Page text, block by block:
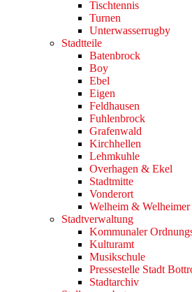
Tischtennis
Turnen
Unterwasserrugby
Stadtteile
Batenbrock
Boy
Ebel
Eigen
Feldhausen
Fuhlenbrock
Grafenwald
Kirchhellen
Lehmkuhle
Overhagen & Ekel
Stadtmitte
Vonderort
Welheim &
Stadtverwaltung
Kommunaler
Kulturamt
Musikschule
Pressestelle Stadt
Stadtarchiv